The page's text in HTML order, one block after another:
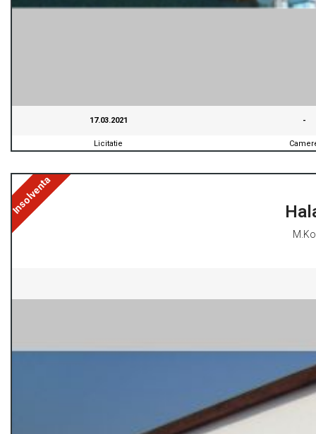
17.03.2021
Licitatie
-
Insolventa